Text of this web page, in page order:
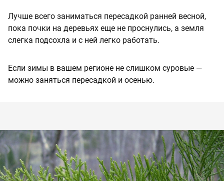
Лучше всего заниматься пересадкой ранней весной,
пока почки на деревьях еще не проснулись, а земля
слегка подсохла и с ней легко работать.
Если зимы в вашем регионе не слишком суровые —
можно заняться пересадкой и осенью.